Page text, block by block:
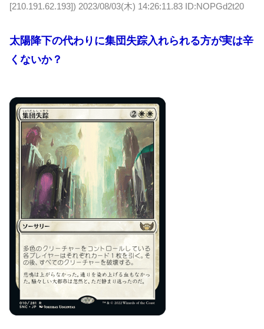
[210.191.62.193]) 2023/08/03(木) 14:26:11.83 ID:NOPGd2t20
太陽降下の代わりに集団失踪入れられる方が実は辛
くないか？